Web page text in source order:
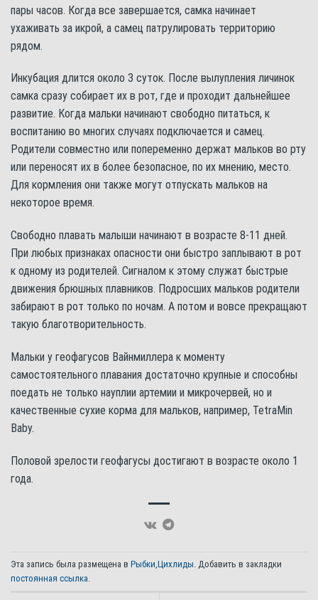
пары часов. Когда все завершается, самка начинает
ухаживать за икрой, а самец патрулировать территорию
рядом.
Инкубация длится около 3 суток. После вылупления личинок
самка сразу собирает их в рот, где и проходит дальнейшее
развитие. Когда мальки начинают свободно питаться, к
воспитанию во многих случаях подключается и самец.
Родители совместно или попеременно держат мальков во рту
или переносят их в более безопасное, по их мнению, место.
Для кормления они также могут отпускать мальков на
некоторое время.
Свободно плавать малыши начинают в возрасте 8-11 дней.
При любых признаках опасности они быстро заплывают в рот
к одному из родителей. Сигналом к этому служат быстрые
движения брюшных плавников. Подросших мальков родители
забирают в рот только по ночам. А потом и вовсе прекращают
такую благотворительность.
Мальки у геофагусов Вайнмиллера к моменту
самостоятельного плавания достаточно крупные и способны
поедать не только науплии артемии и микрочервей, но и
качественные сухие корма для мальков, например, TetraMin
Baby.
Половой зрелости геофагусы достигают в возрасте около 1
года.
Эта запись была размещена в Рыбки Цихлиды . Добавить в закладки
постоянная ссылка